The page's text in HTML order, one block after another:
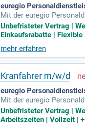
euregio
Mit der euregio
Baggerführer,
Unbefristeter Vertrag |
Einkaufsrabatte |
mehr erfahren
Kranfahrer m/w/d
euregio
Mit der euregio
Baggerführer,
Unbefristeter Vertrag |
Arbeitszeiten | Vollzeit |